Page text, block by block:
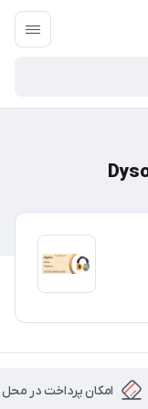
امکان پرداخت در محل